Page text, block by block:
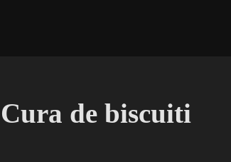
Cura de biscuiti